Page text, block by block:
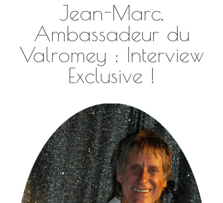
Jean-Marc,
Ambassadeur du
Valromey : Interview
Exclusive !